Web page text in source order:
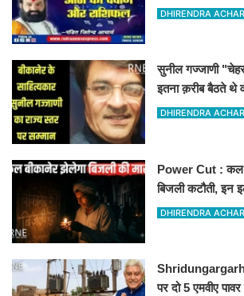
रहेगा आज का दिन !
DHIRENDRA
सुनील गज्जाणी
इतना क़रीब बैठते थे
लिए राज्य स्तर पर
DHIRENDRA
Power Cut : कल
बिजली कटौती, इन
बिजली रहेगी गुल
DHIRENDRA
पर दो 5 एमवीए